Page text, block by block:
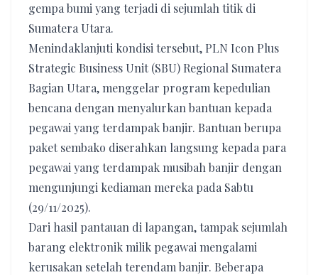
gempa bumi yang terjadi di sejumlah titik di
Sumatera Utara.
Menindaklanjuti kondisi tersebut, PLN Icon Plus
Strategic Business Unit (SBU) Regional Sumatera
Bagian Utara, menggelar program kepedulian
bencana dengan menyalurkan bantuan kepada
pegawai yang terdampak banjir. Bantuan berupa
paket sembako diserahkan langsung kepada para
pegawai yang terdampak musibah banjir dengan
mengunjungi kediaman mereka pada Sabtu
(29/11/2025).
Dari hasil pantauan di lapangan, tampak sejumlah
barang elektronik milik pegawai mengalami
kerusakan setelah terendam banjir. Beberapa